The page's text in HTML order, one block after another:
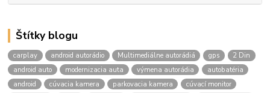
Štítky blogu
carplay android autorádio Multimediálne autorádiá gps
2 Din
android auto
modernizacia auta výmena autorádia
autobatéria
android
cúvacia kamera parkovacia kamera
cúvací monitor